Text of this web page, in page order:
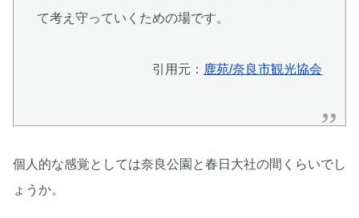
て考え守っていくための場です。
引用元： 鹿苑/奈良市観光協会
個人的な感覚としては奈良公園と春日大社の間くらいでし
ょうか。